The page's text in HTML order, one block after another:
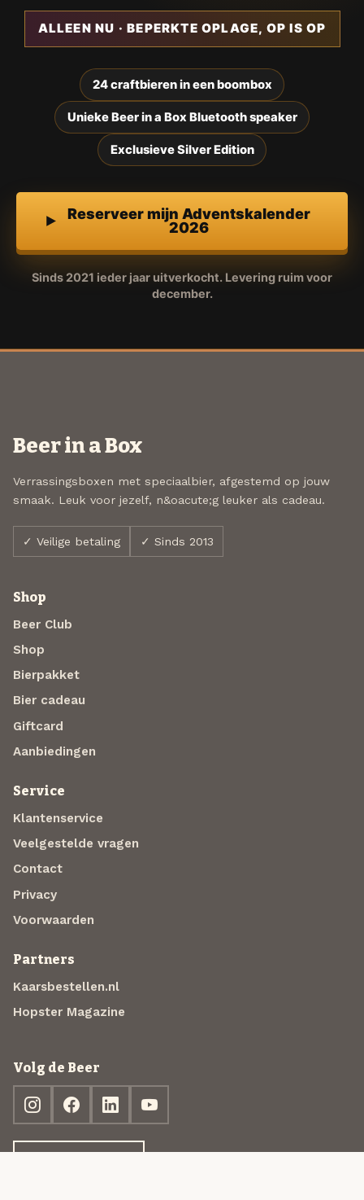
ALLEEN NU · BEPERKTE OPLAGE, OP IS OP
24 craftbieren in een boombox
Unieke Beer in a Box Bluetooth speaker
Exclusieve Silver Edition
Reserveer mijn Adventskalender
2026
Sinds 2021 ieder jaar uitverkocht. Levering ruim voor
december.
Beer in a Box
Verrassingsboxen met speciaalbier, afgestemd op jouw
smaak. Leuk voor jezelf, n&oacute;g leuker als cadeau.
✓ Veilige betaling ✓ Sinds 2013
Shop
Beer Club
Shop
Bierpakket
Bier cadeau
Giftcard
Aanbiedingen
Service
Klantenservice
Veelgestelde vragen
Contact
Privacy
Voorwaarden
Partners
Kaarsbestellen.nl
Hopster Magazine
Volg de Beer